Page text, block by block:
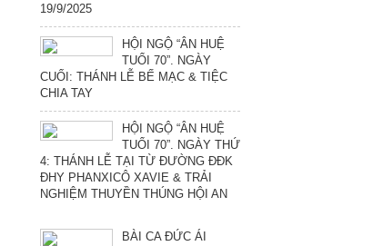
19/9/2025
HỘI NGỘ “ÂN HUỆ
TUỔI 70”. NGÀY
CUỐI: THÁNH LỄ BẾ MẠC & TIỆC
CHIA TAY
HỘI NGỘ “ÂN HUỆ
TUỔI 70”. NGÀY THỨ
4: THÁNH LỄ TẠI TỪ ĐƯỜNG ĐĐK
ĐHY PHANXICÔ XAVIE & TRẢI
NGHIỆM THUYỀN THÚNG HỘI AN
BÀI CA ĐỨC ÁI